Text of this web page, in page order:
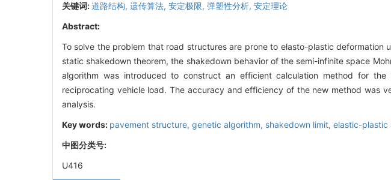
关键词:道路结构, 遗传算法, 安定极限, 弹塑性分析, 安定理论
Abstract:
To solve the problem that road structures are prone to elasto-plastic
static shakedown theorem, the shakedown behavior of the semi-infinite space
algorithm was introduced to construct an efficient calculation method for
reciprocating vehicle load. The accuracy and efficiency of the new method was
analysis.
Key words: pavement structure, genetic algorithm, shakedown limit, elastic-plastic
中图分类号:
U416